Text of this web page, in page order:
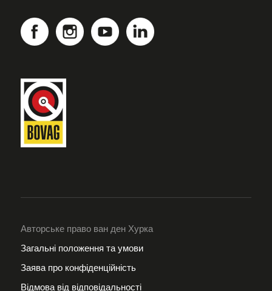
Авторське право ван ден Хурка
Загальні положення та умови
Заява про конфіденційність
Відмова від відповідальності